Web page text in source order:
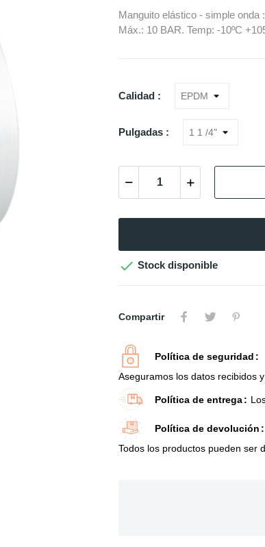
Manguito elástico - simple
Máx.: 10 BAR. Temp: -10ºC
Calidad :
Pulgadas :
 Stock disponible
Compartir
Política de seguridad
Aseguramos los datos recibidos
Política de entrega
Política de devolución
Todos los productos pueden ser